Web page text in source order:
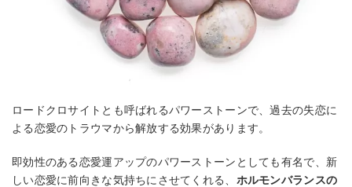
ロードクロサイトとも呼ばれるパワーストーンで、過去の失恋に
よる恋愛のトラウマから解放する効果があります。
即効性のある恋愛運アップのパワーストーンとしても有名で、新
しい恋愛に前向きな気持ちにさせてくれる、 ホルモンバランスの